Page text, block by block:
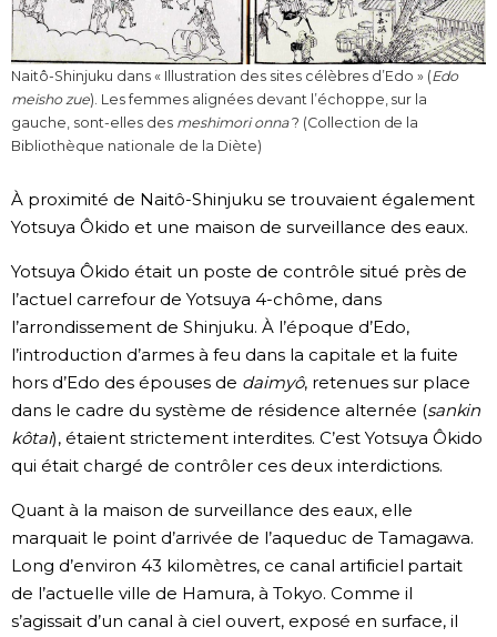
Naitô-Shinjuku dans « Illustration des sites célèbres d’Edo » (Edo
meisho zue). Les femmes alignées devant l’échoppe, sur la
gauche, sont-elles des meshimori onna? (Collection de la
Bibliothèque nationale de la Diète)
À proximité de Naitô-Shinjuku se trouvaient également
Yotsuya Ôkido et une maison de surveillance des eaux.
Yotsuya Ôkido était un poste de contrôle situé près de
l’actuel carrefour de Yotsuya 4-chôme, dans
l’arrondissement de Shinjuku. À l’époque d’Edo,
l’introduction d’armes à feu dans la capitale et la fuite
hors d’Edo des épouses de daimyô, retenues sur place
dans le cadre du système de résidence alternée (sankin
kôtai), étaient strictement interdites. C’est Yotsuya Ôkido
qui était chargé de contrôler ces deux interdictions.
Quant à la maison de surveillance des eaux, elle
marquait le point d’arrivée de l’aqueduc de Tamagawa.
Long d’environ 43 kilomètres, ce canal artificiel partait
de l’actuelle ville de Hamura, à Tokyo. Comme il
s’agissait d’un canal à ciel ouvert, exposé en surface, il